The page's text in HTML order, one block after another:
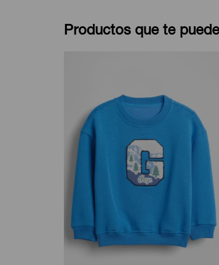
Productos que te